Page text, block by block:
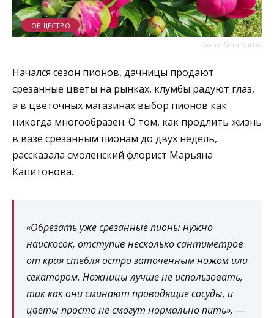
фото: SmolNarod
ОБЩЕСТВО
Начался сезон пионов, дачницы продают
срезанные цветы на рынках, клумбы радуют глаз,
а в цветочных магазинах выбор пионов как
никогда многообразен. О том, как продлить жизнь
в вазе срезанным пионам до двух недель,
рассказала смоленский флорист Марьяна
Капитонова.
«Обрезать уже срезанные пионы нужно
наискосок, отступив несколько сантиметров
от края стебля остро заточенным ножом или
секатором. Ножницы лучше не использовать,
так как они сминают проводящие сосуды, и
цветы просто не смогут нормально пить», —